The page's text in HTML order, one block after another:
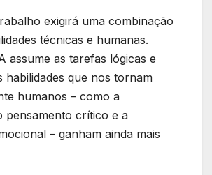
exigirá uma combinação
técnicas e humanas.
assume as tarefas lógicas e
habilidades que nos tornam
humanos – como a
pensamento crítico e a
– ganham ainda mais